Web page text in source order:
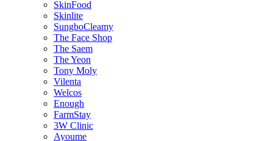
SkinFood
Skinlite
SungboCleamy
The Face Shop
The Saem
The Yeon
Tony Moly
Vilenta
Welcos
Enough
FarmStay
3W Clinic
Ayoume